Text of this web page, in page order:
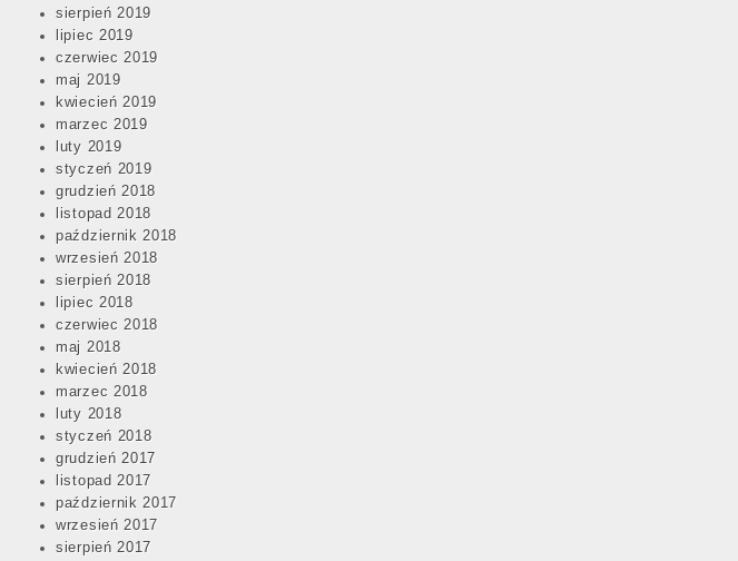
sierpień 2019
lipiec 2019
czerwiec 2019
maj 2019
kwiecień 2019
marzec 2019
luty 2019
styczeń 2019
grudzień 2018
listopad 2018
październik 2018
wrzesień 2018
sierpień 2018
lipiec 2018
czerwiec 2018
maj 2018
kwiecień 2018
marzec 2018
luty 2018
styczeń 2018
grudzień 2017
listopad 2017
październik 2017
wrzesień 2017
sierpień 2017